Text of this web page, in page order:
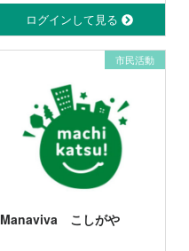
ログインして見る
市民活動
Manaviva こしがや